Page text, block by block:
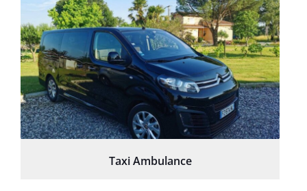
Taxi Ambulance